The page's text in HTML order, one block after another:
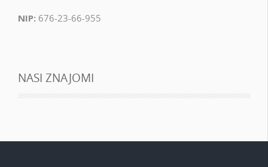
NIP: 676-23-66-955
NASI ZNAJOMI